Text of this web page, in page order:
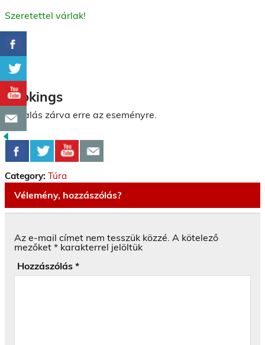
Szeretettel várlak!
Bookings
Foglalás zárva erre az eseményre.
Category: Túra
Vélemény, hozzászólás?
Az e-mail címet nem tesszük közzé. A kötelező
mezőket * karakterrel jelöltük
Hozzászólás *